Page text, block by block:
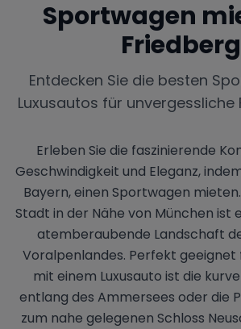
Sportwagen
Friedberg
Entdecken Sie die besten
Luxusautos für unvergessliche
Erleben Sie die faszinierende
Geschwindigkeit und Eleganz,
Bayern, einen Sportwagen
Stadt in der Nähe von München ist
atemberaubende Landschaft
Voralpenlandes. Perfekt
mit einem Luxusauto ist die
entlang des Ammersees oder die
zum nahe gelegenen Schloss